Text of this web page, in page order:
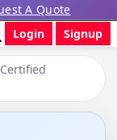
A Quote
Login Signup